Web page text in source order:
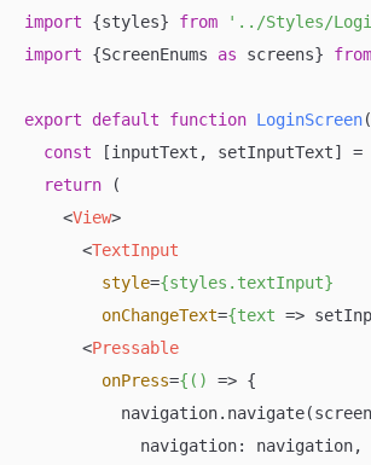
import {styles} from '../Styles/
import {ScreenEnums as screens} from
export default function LoginScreen(
const [inputText, setInputText] =
return (
<View>
<TextInput
style={styles.textInput}
onChangeText={text =>
<Pressable
onPress={() => {
            navigation: navigation,